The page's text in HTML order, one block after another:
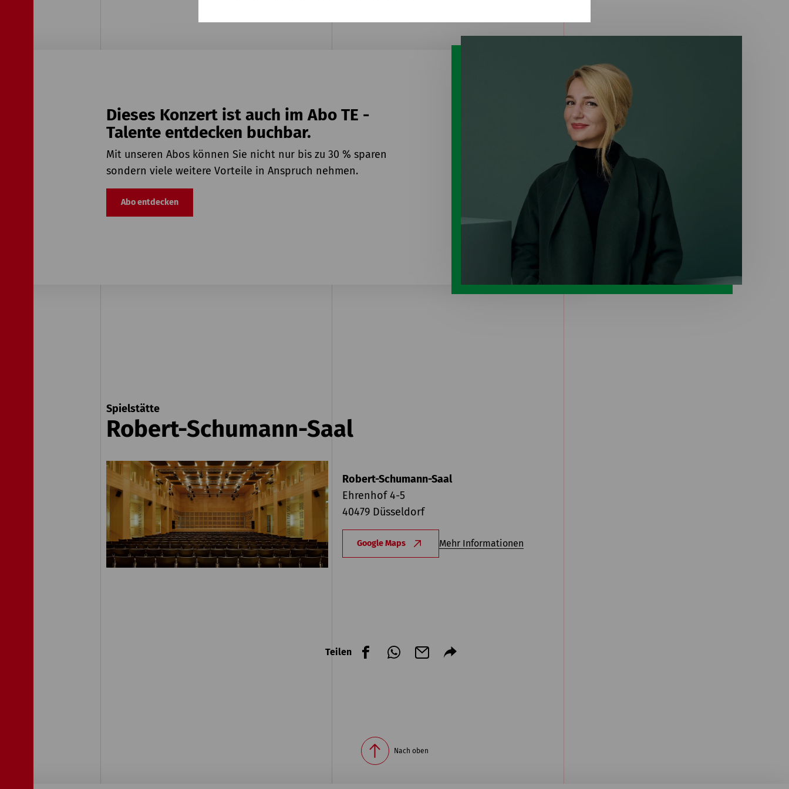
Dieses Konzert ist auch im Abo TE -
Talente entdecken buchbar.
Mit unseren Abos können Sie nicht nur bis zu 30 % sparen
sondern viele weitere Vorteile in Anspruch nehmen.
Abo entdecken
Spielstätte
Robert-Schumann-Saal
Robert-Schumann-Saal
Ehrenhof 4-5
40479 Düsseldorf
Google Maps Mehr Informationen
Teilen
Nach oben